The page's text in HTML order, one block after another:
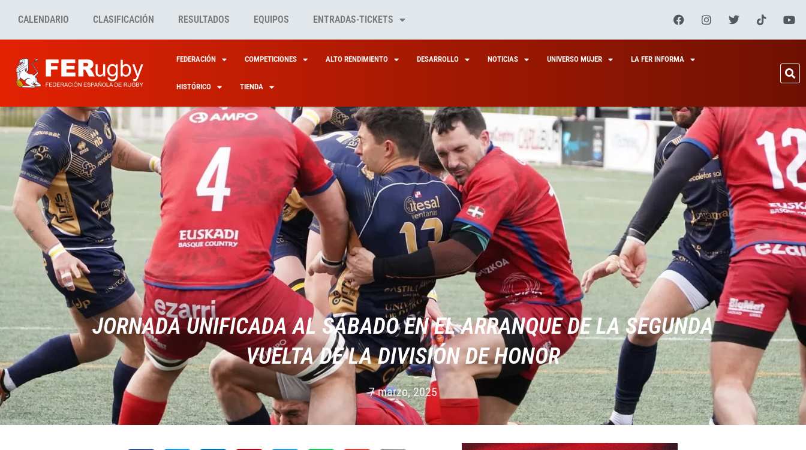
CALENDARIO CLASIFICACIÓN RESULTADOS EQUIPOS ENTRADAS-TICKETS
FEDERACIÓN COMPETICIONES ALTO RENDIMIENTO DESARROLLO NOTICIAS UNIVERSO MUJER LA FER INFORMA
HISTÓRICO TIENDA
JORNADA UNIFICADA AL SÁBADO EN EL ARRANQUE DE LA SEGUNDA
VUELTA DE LA DIVISIÓN DE HONOR
7 marzo, 2025